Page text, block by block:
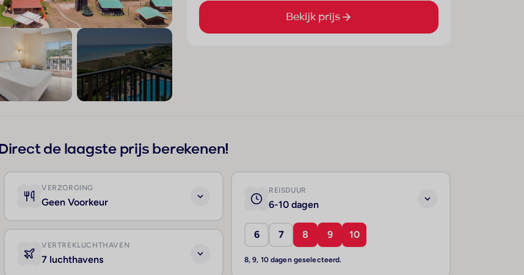
Bekijk prijs
Direct de laagste prijs berekenen!
VERZORGING
Geen Voorkeur
REISDUUR
6-10 dagen
6 7 8 9 10
8, 9, 10 dagen geselecteerd.
VERTREKLUCHTHAVEN
7 luchthavens